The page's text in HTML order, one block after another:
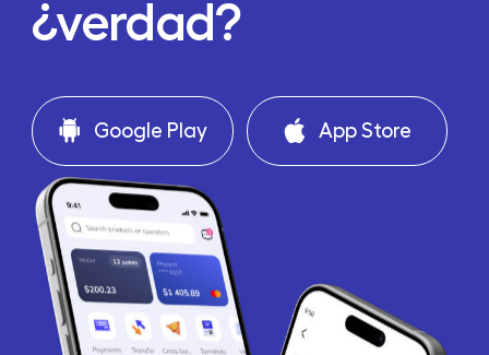
¿verdad?
Google Play App Store